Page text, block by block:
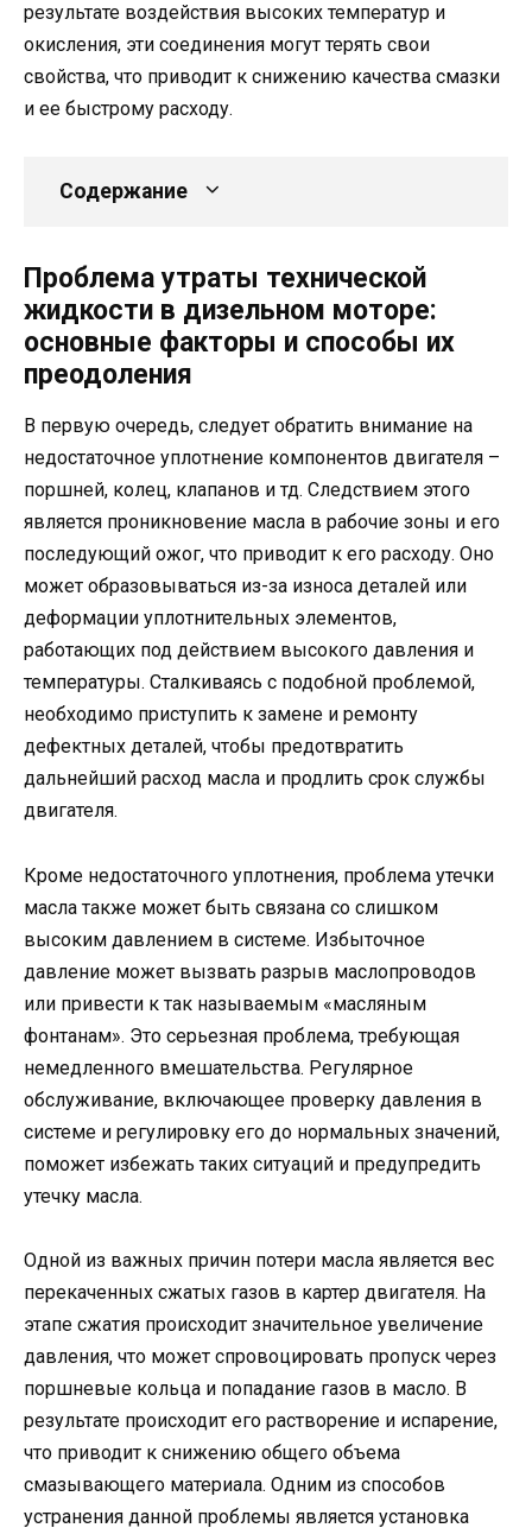
результате воздействия высоких температур и
окисления, эти соединения могут терять свои
свойства, что приводит к снижению качества смазки
и ее быстрому расходу.
Содержание
Проблема утраты технической
жидкости в дизельном моторе:
основные факторы и способы их
преодоления
В первую очередь, следует обратить внимание на
недостаточное уплотнение компонентов двигателя –
поршней, колец, клапанов и тд. Следствием этого
является проникновение масла в рабочие зоны и его
последующий ожог, что приводит к его расходу. Оно
может образовываться из-за износа деталей или
деформации уплотнительных элементов,
работающих под действием высокого давления и
температуры. Сталкиваясь с подобной проблемой,
необходимо приступить к замене и ремонту
дефектных деталей, чтобы предотвратить
дальнейший расход масла и продлить срок службы
двигателя.
Кроме недостаточного уплотнения, проблема утечки
масла также может быть связана со слишком
высоким давлением в системе. Избыточное
давление может вызвать разрыв маслопроводов
или привести к так называемым «масляным
фонтанам». Это серьезная проблема, требующая
немедленного вмешательства. Регулярное
обслуживание, включающее проверку давления в
системе и регулировку его до нормальных значений,
поможет избежать таких ситуаций и предупредить
утечку масла.
Одной из важных причин потери масла является вес
перекаченных сжатых газов в картер двигателя. На
этапе сжатия происходит значительное увеличение
давления, что может спровоцировать пропуск через
поршневые кольца и попадание газов в масло. В
результате происходит его растворение и испарение,
что приводит к снижению общего объема
смазывающего материала. Одним из способов
устранения данной проблемы является установка